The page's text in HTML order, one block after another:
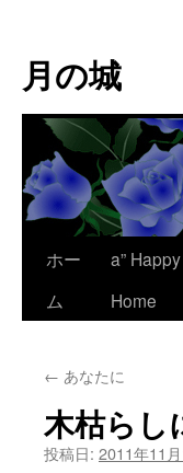
ン
キ
ッ
プ
月の城
ホー
ム
a” Happy
Home
← あなたに
木枯らし
投稿日: 2011年11